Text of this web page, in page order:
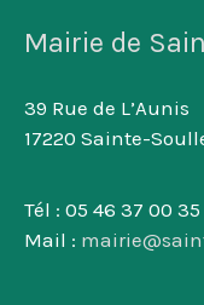
Mairie de
39 Rue de L’Aunis
17220 Sainte-
Tél : 05 46 37 00 35
Mail :